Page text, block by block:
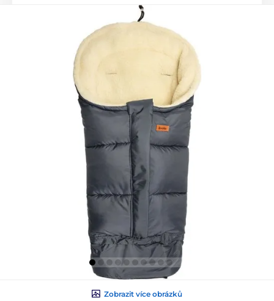
Zobrazit více obrázků